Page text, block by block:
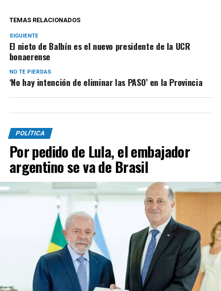
TEMAS RELACIONADOS
SIGUIENTE
El nieto de Balbín es el nuevo presidente de la UCR
bonaerense
NO TE PIERDAS
‘No hay intención de eliminar las PASO’ en la Provincia
POLÍTICA
Por pedido de Lula, el embajador
argentino se va de Brasil